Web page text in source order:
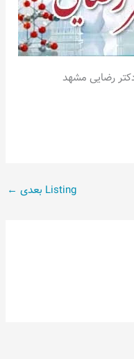
رضایی مشهد
Listing بعدی ←